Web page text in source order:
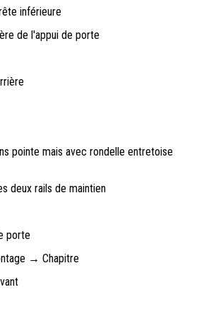
inférieure
de l'appui de porte
pointe mais avec rondelle entretoise
deux rails de maintien
porte
→ Chapitre